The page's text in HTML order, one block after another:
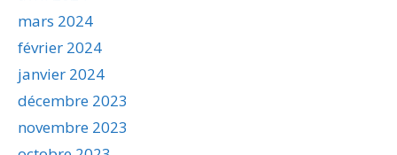
mars 2024
février 2024
janvier 2024
décembre 2023
novembre 2023